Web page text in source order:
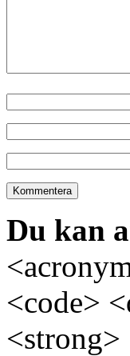
Du kan
<code>
<strong>